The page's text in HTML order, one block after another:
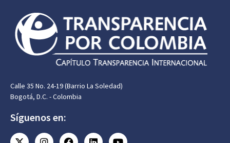
Calle 35 No. 24-19 (Barrio La Soledad)
Bogotá, D.C. - Colombia
Síguenos en: